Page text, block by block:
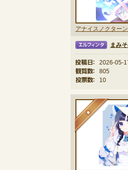
アナイスノクターン
まみ
投稿日：
2026-05-
観覧数：
805
投票数：
10
★